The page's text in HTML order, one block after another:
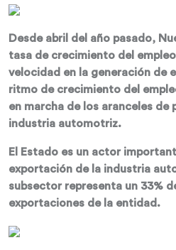
Desde abril del año pasado,
tasa de crecimiento del
velocidad en la generación de
ritmo de crecimiento del
en marcha de los aranceles de
industria automotriz.
El Estado es un actor
exportación de la industria
subsector representa un 33%
exportaciones de la entidad.